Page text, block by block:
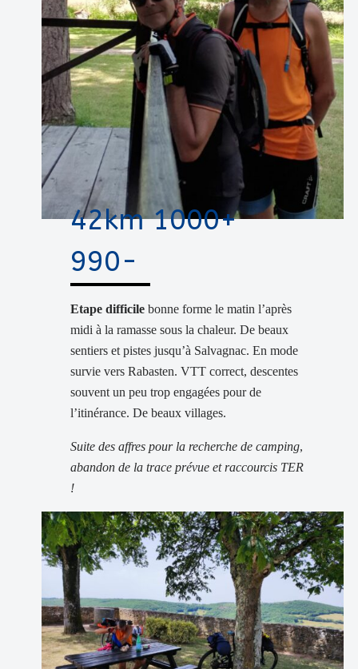
42km 1000+
990-
Etape difficile bonne forme le matin l’après
midi à la ramasse sous la chaleur. De beaux
sentiers et pistes jusqu’à Salvagnac. En mode
survie vers Rabasten. VTT correct, descentes
souvent un peu trop engagées pour de
l’itinérance. De beaux villages.
Suite des affres pour la recherche de camping,
abandon de la trace prévue et raccourcis TER
!